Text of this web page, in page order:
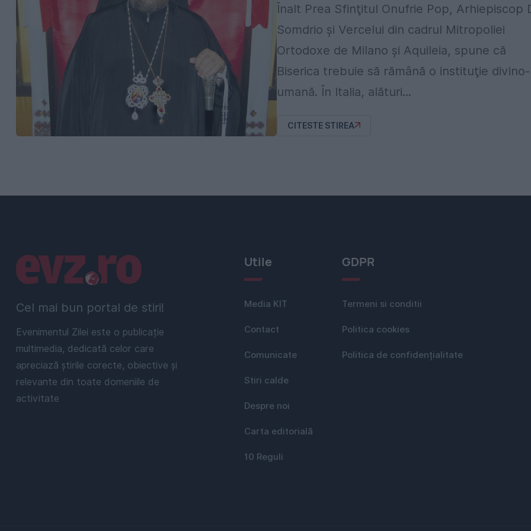
Înalt Prea Sfinţitul Onufrie Pop, Arhiepiscop
Somdrio şi Vercelui din cadrul Mitropoliei
Ortodoxe de Milano şi Aquileia, spune că
Biserica trebuie să rămână o instituţie divino-
umană. În Italia, alături...
CITESTE STIREA
Cel mai bun portal de stiri!
Evenimentul Zilei este o publicație
multimedia, dedicată celor care
apreciază știrile corecte, obiective și
relevante din toate domeniile de
activitate
Linkuri utile Utile
Media KIT
Contact
Comunicate
Stiri calde
Despre noi
Carta editorială
10 Reguli
GDPR
Termeni si conditii
Politica cookies
Politica de confidențialitate